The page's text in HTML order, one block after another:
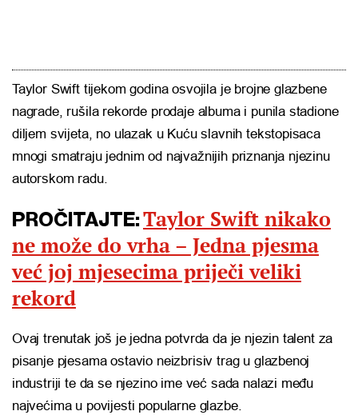
Taylor Swift tijekom godina osvojila je brojne glazbene
nagrade, rušila rekorde prodaje albuma i punila stadione
diljem svijeta, no ulazak u Kuću slavnih tekstopisaca
mnogi smatraju jednim od najvažnijih priznanja njezinu
autorskom radu.
PROČITAJTE:Taylor Swift nikako
ne može do vrha – Jedna pjesma
već joj mjesecima priječi veliki
rekord
Ovaj trenutak još je jedna potvrda da je njezin talent za
pisanje pjesama ostavio neizbrisiv trag u glazbenoj
industriji te da se njezino ime već sada nalazi među
najvećima u povijesti popularne glazbe.